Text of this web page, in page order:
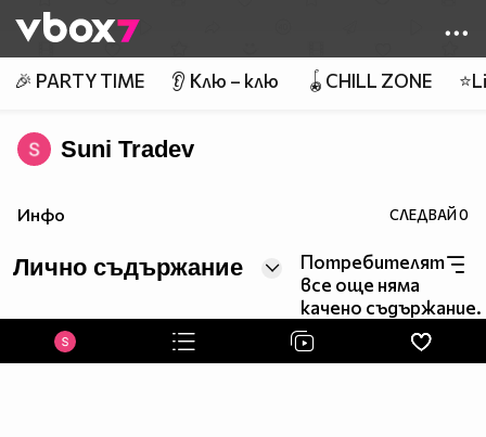
👾
🎉 PARTY TIME 👂 Клю – клю 🪀CHILL ZONE
Suni Tradev
Инфо СЛЕДВАЙ0
Лично съдържание
Потребителят
все още няма
качено съдържание.